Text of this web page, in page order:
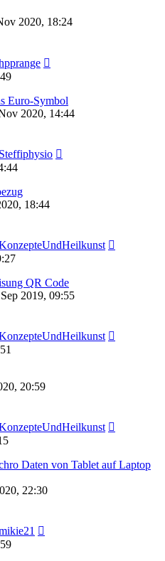
2020, 18:24
Euro-Symbol
2020, 14:44
Steffiphysio
18:44
QR Code
2019, 09:55
20:59
Daten von Tablet auf Laptop
22:30